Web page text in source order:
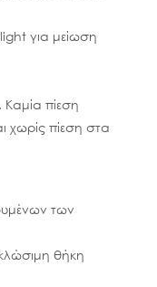
για μείωση
πίεση
χωρίς πίεση στα
των
θήκη